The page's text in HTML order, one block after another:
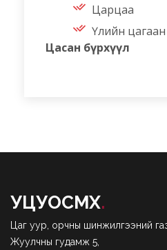
Царцаа
Үлийн
Цасан бүрхүүл
УЦУОСМХ.
Цаг уур, орчны шинжилгээний
Жуулчны гудамж 5,